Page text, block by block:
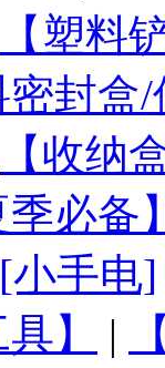
【塑料
密封盒
【收纳
季必备
[小手电]
】 |